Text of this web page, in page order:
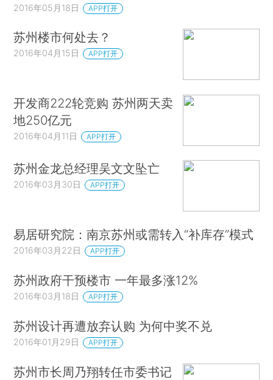
2016年05月18日 APP打开
苏州楼市何处去？
2016年04月15日 APP打开
开发商222轮竞购 苏州两天卖
地250亿元
2016年04月11日 APP打开
苏州金龙总经理吴文文坠亡
2016年03月30日 APP打开
易居研究院：南京苏州或需转入“补库存”模式
2016年03月22日 APP打开
苏州政府干预楼市 一年最多涨12%
2016年03月18日 APP打开
苏州设计再遭放弃认购 为何中奖不兑
2016年01月29日 APP打开
苏州市长周乃翔转任市委书记